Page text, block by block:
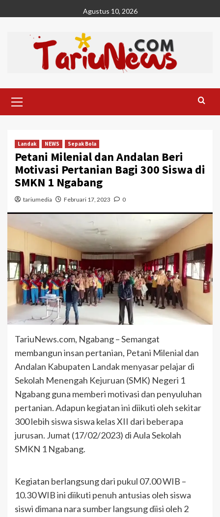
to
Agustus 10, 2026
Menu
Landak NEWS Sepak Bola
Petani Milenial dan Andalan Beri
Motivasi Pertanian Bagi 300 Siswa di
SMKN 1 Ngabang
tariumedia Februari 17, 2023 0
TariuNews.com, Ngabang – Semangat
membangun insan pertanian, Petani Milenial dan
Andalan Kabupaten Landak menyasar pelajar di
Sekolah Menengah Kejuruan (SMK) Negeri 1
Ngabang guna memberi motivasi dan penyuluhan
pertanian. Adapun kegiatan ini diikuti oleh sekitar
300 lebih siswa siswa kelas XII dari beberapa
jurusan. Jumat (17/02/2023) di Aula Sekolah
SMKN 1 Ngabang.
Kegiatan berlangsung dari pukul 07.00 WIB –
10.30 WIB ini diikuti penuh antusias oleh siswa
siswi dimana nara sumber langsung diisi oleh 2